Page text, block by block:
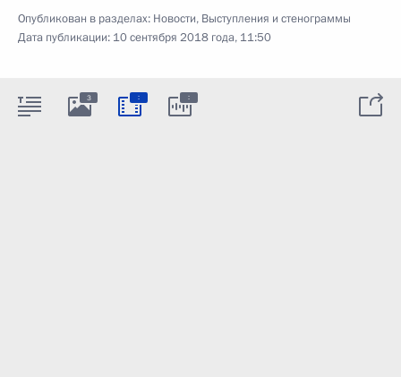
Опубликован в разделах: Новости, Выступления и стенограммы
Дата публикации: 10 сентября 2018 года, 11:50
3 : :